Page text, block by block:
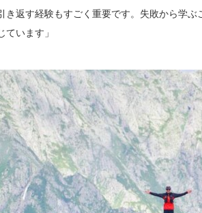
き返す経験もすごく重要です。失敗から学
います」